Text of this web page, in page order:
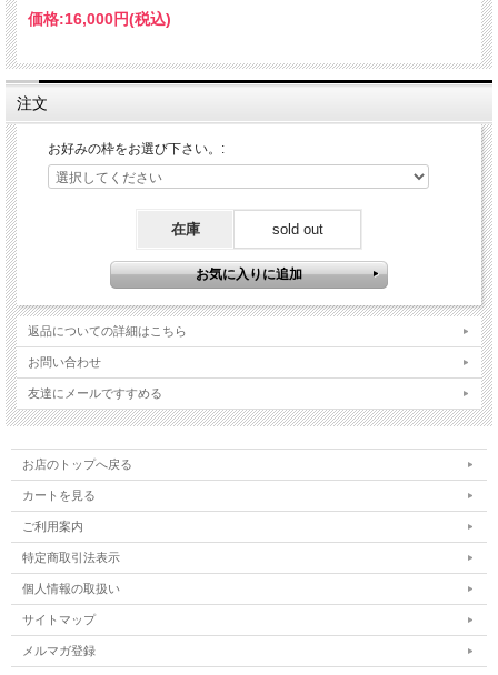
大切な人へのプレゼントとしてもオススメです。
価格:16,000円(税込)
注文
お好みの枠をお選び下さい。:
在庫 sold out
返品についての詳細はこちら
お問い合わせ
友達にメールですすめる
お店のトップへ戻る
カートを見る
ご利用案内
特定商取引法表示
個人情報の取扱い
サイトマップ
メルマガ登録